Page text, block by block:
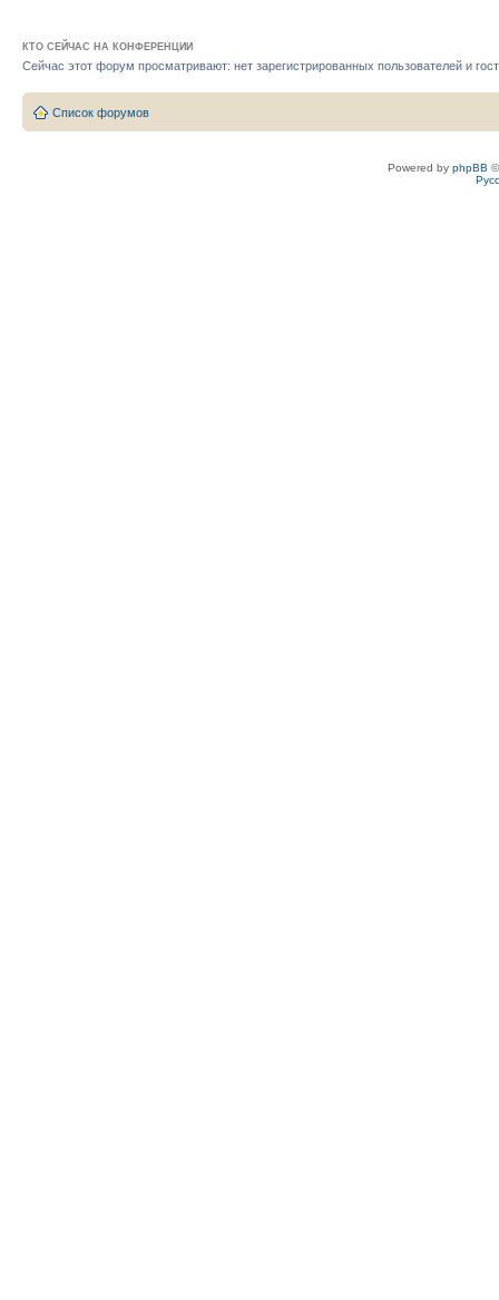
КТО СЕЙЧАС НА КОНФЕРЕНЦИИ
Сейчас этот форум просматривают: нет зарегистрированных пользователей и
Список форумов
Powered by phpBB